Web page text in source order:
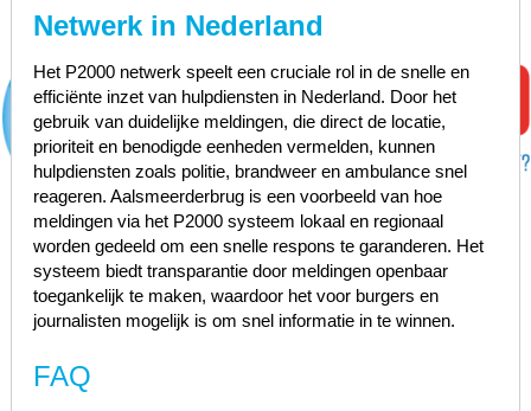
Netwerk in Nederland
Het P2000 netwerk speelt een cruciale rol in de snelle en
efficiënte inzet van hulpdiensten in Nederland. Door het
gebruik van duidelijke meldingen, die direct de locatie,
prioriteit en benodigde eenheden vermelden, kunnen
hulpdiensten zoals politie, brandweer en ambulance snel
reageren. Aalsmeerderbrug is een voorbeeld van hoe
meldingen via het P2000 systeem lokaal en regionaal
worden gedeeld om een snelle respons te garanderen. Het
systeem biedt transparantie door meldingen openbaar
toegankelijk te maken, waardoor het voor burgers en
journalisten mogelijk is om snel informatie in te winnen.
FAQ